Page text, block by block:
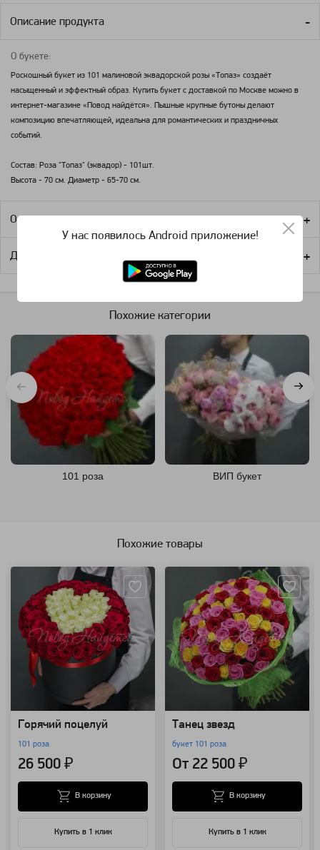
Описание продукта
О букете:
Роскошный букет из 101 малиновой эквадорской розы «Топаз» создаёт
насыщенный и эффектный образ. Купить букет с доставкой по Москве можно в
интернет-магазине «Повод найдётся». Пышные крупные бутоны делают
композицию впечатляющей, идеальна для романтических и праздничных
событий.
Состав: Роза "Топаз" (эквадор) - 101шт.
Высота - 70 см. Диаметр - 65-70 см.
Оплата
Доставка
Похожие категории
101 роза ВИП букет
Похожие товары
Горячий поцелуй
101 роза
26 500 ₽
Купить в 1 клик
В корзину
Танец звезд
букет 101 роза
От 22 500 ₽
Купить в 1 клик
В корзину
У нас появилось Android приложение!